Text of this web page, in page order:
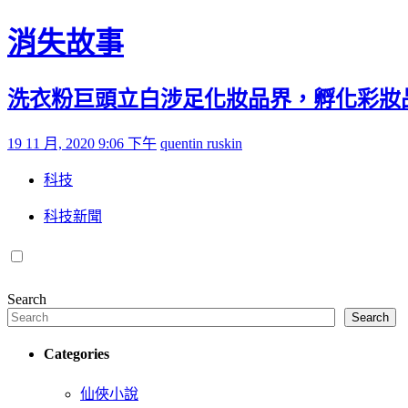
Skip to content
消失故事
洗衣粉巨頭立白涉足化妝品界，孵化彩妝
Posted on
19 11 月, 2020 9:06 下午 by
quentin ruskin
科技
科技新聞
Search
Search
Categories
仙俠小說